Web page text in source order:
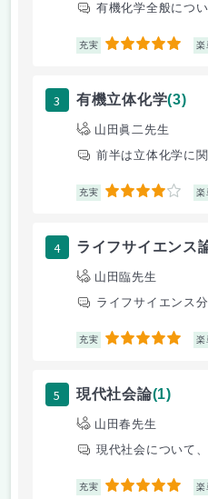
有機化学全般につ
充実 5 楽
3 有機立体化学(3)
山田眞二先生
前半は立体化学に
充実 4 楽
4 ライフサイエンス
山田臨先生
ライフサイエンス
充実 5 楽
5 現代社会論(1)
山田春先生
現代社会について
充実 5 楽